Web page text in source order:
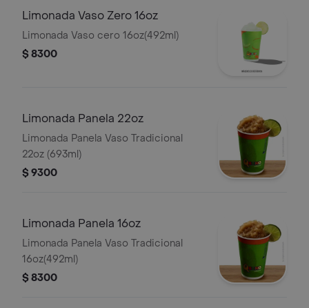
Limonada Vaso Zero 16oz
Limonada Vaso cero 16oz(492ml)
$ 8300
Limonada Panela 22oz
Limonada Panela Vaso Tradicional
22oz (693ml)
$ 9300
Limonada Panela 16oz
Limonada Panela Vaso Tradicional
16oz(492ml)
$ 8300